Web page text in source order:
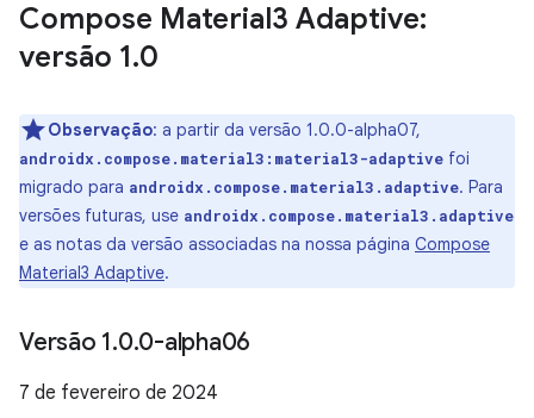
Compose Material3 Adaptive:
versão 1.0
Observação: a partir da versão 1.0.0-alpha07,
androidx.compose.material3:material3-adaptive foi
migrado para androidx.compose.material3.adaptive. Para
versões futuras, use androidx.compose.material3.adaptive
e as notas da versão associadas na nossa página Compose
Material3 Adaptive.
Versão 1.0.0-alpha06
7 de fevereiro de 2024